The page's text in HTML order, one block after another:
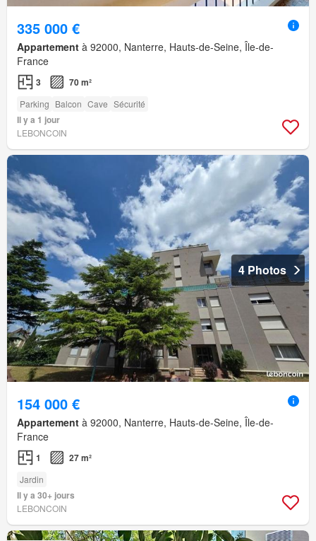
335 000 €
Appartement à 92000, Nanterre, Hauts-de-Seine, Île-de-
France
3 70 m²
Parking Balcon Cave Sécurité
Il y a 1 jour
LEBONCOIN
4 Photos
154 000 €
Appartement à 92000, Nanterre, Hauts-de-Seine, Île-de-
France
1 27 m²
Jardin
Il y a 30+ jours
LEBONCOIN